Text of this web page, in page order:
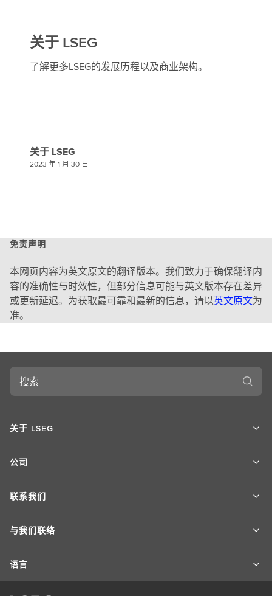
关于 LSEG
了解更多LSEG的发展历程以及商业架构。
关
L
关于 LSEG
2023 年 1 月 30 日
免责声明
本网页内容为英文原文的翻译版本。我们致力于确保翻译内
容的准确性与时效性，但部分信息可能与英文版本存在差异
或更新延迟。为获取最可靠和最新的信息，请以英文原文为
准。
搜
关于 LSEG
公司
联系我们
与我们联络
语言